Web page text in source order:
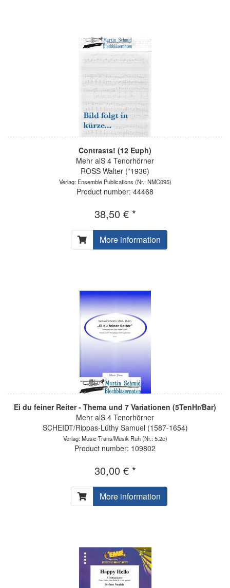
Contrasts! (12 Euph)
Mehr alS 4 Tenorhörner
ROSS Walter (*1936)
Verlag: Ensemble Publications (Nr.: NMC095)
Product number: 44468
38,50 € *
More information
Ei du feiner Reiter - Thema und 7 Variationen (5TenHr/Bar)
Mehr alS 4 Tenorhörner
SCHEIDT/Rippas-Lüthy Samuel (1587-1654)
Verlag: Music-Trans/Musik Ruh(Nr.: 5.2c)
Product number: 109802
30,00 € *
More information